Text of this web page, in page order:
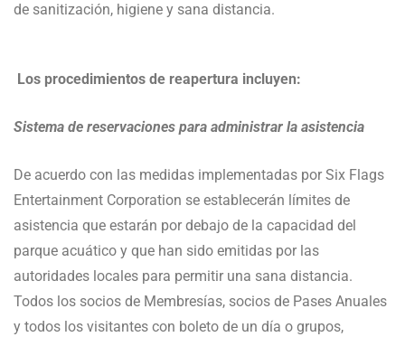
de sanitización, higiene y sana distancia.
Los procedimientos de reapertura incluyen:
Sistema de reservaciones para administrar la asistencia
De acuerdo con las medidas implementadas por Six Flags
Entertainment Corporation se establecerán límites de
asistencia que estarán por debajo de la capacidad del
parque acuático y que han sido emitidas por las
autoridades locales para permitir una sana distancia.
Todos los socios de Membresías, socios de Pases Anuales
y todos los visitantes con boleto de un día o grupos,